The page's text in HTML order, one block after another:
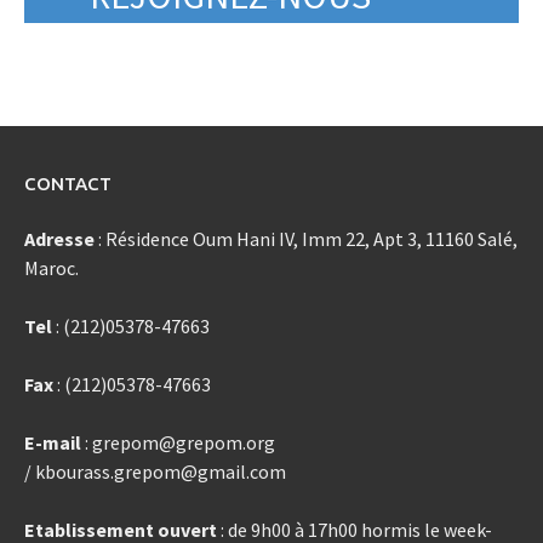
CONTACT
Adresse: Résidence Oum Hani IV, Imm 22, Apt 3, 11160 Salé,
Maroc.
Tel: (212)05378-47663
Fax: (212)05378-47663
E-mail: grepom@grepom.org
/ kbourass.grepom@gmail.com
Etablissement ouvert: de 9h00 à 17h00 hormis le week-